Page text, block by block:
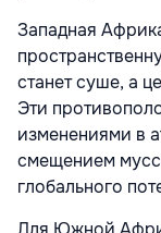
Западная
станет суше, а
Эти
изменениями в
смещением
глобального